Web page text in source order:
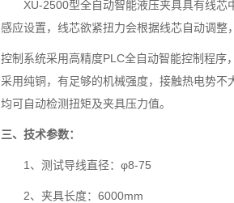
XU-2500型全自动智能液压夹具具有线芯
感应设置，线芯欲紧扭力会根据线芯自动调整
控制系统采用高精度PLC全自动智能控制程
采用纯铜，有足够的机械强度，接触热电势
均可自动检测扭矩及夹具压力值。
三、技术参数：
1、测试导线直径：φ8-75
2、夹具长度：6000mm